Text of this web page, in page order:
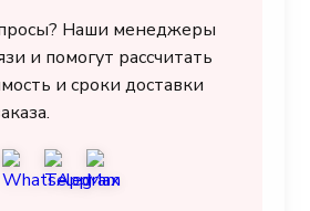
Наши менеджеры
и помогут рассчитать
и сроки доставки